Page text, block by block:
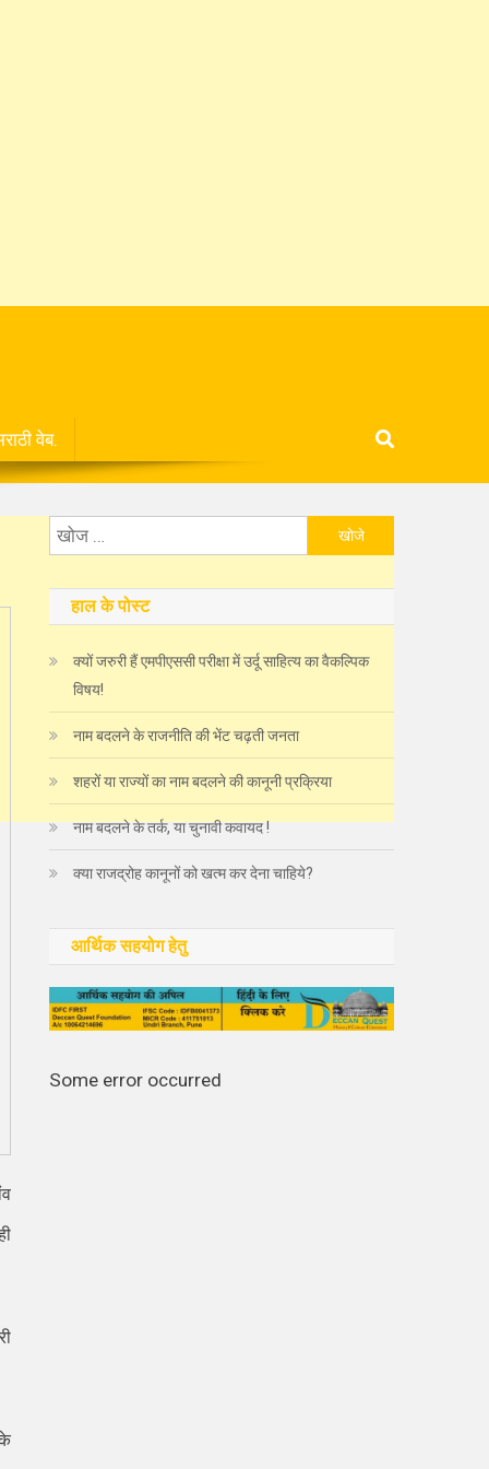
वेब.
निम्न
हाल के पोस्ट
क्यों जरुरी हैं एमपीएससी परीक्षा में उर्दू साहित्य का वैकल्पिक
विषय!
नाम बदलने के राजनीति की भेंट चढ़ती जनता
शहरों या राज्यों का नाम बदलने की कानूनी प्रक्रिया
नाम बदलने के तर्क, या चुनावी कवायद !
क्या राजद्रोह कानूनों को खत्म कर देना चाहिये?
आर्थिक सहयोग हेतु
Some error occurred